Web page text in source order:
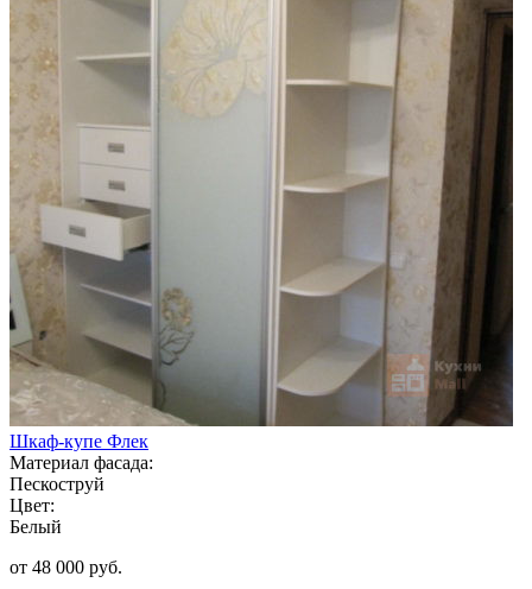
Шкаф-купе Флек
Материал фасада:
Пескоструй
Цвет:
Белый
от 48 000 руб.